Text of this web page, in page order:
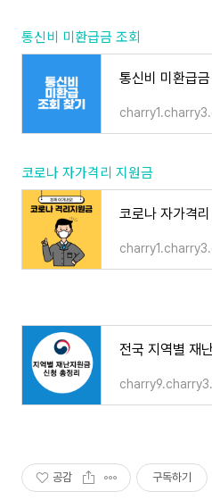
통신비 미환급금 조회
통신비 미환급
코로나 자가격리 지원금
코로나 자가격
전국 지역별 재
공감 구독하기